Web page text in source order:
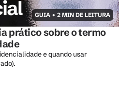
GUIA • 2 MIN DE LEITURA
prático sobre o termo
e quando usar